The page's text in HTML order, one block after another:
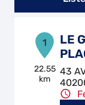
1
22.55
km
LE
43